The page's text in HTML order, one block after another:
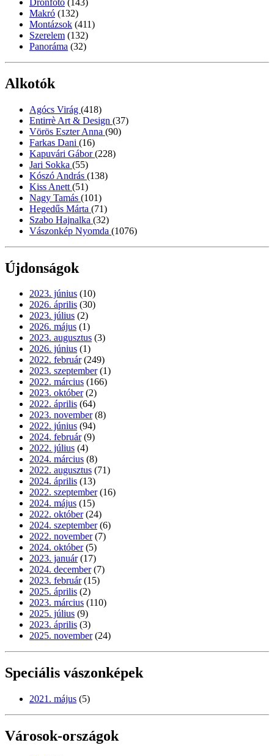
Makró (132)
Montázsok (411)
Szerelem (132)
Panoráma (32)
Alkotók
Agócs Virág (418)
Entirrè Art & Design (37)
Vörös Eszter Anna (90)
Farkas Dani (16)
Kapuvári Gábor(228)
Jari Sokka (55)
Kószó András (138)
Kiss Anett (51)
Nagy Tamás (101)
Hegedűs Márta (71)
Szabo Hajnalka (32)
Vászonkép Nyomda (1076)
Újdonságok
2023. június (10)
2026. április (30)
2023. július (2)
2026. május (1)
2023. augusztus (3)
2026. június (1)
2022. február (249)
2023. szeptember (1)
2022. március (166)
2023. október (2)
2022. április (64)
2023. november (8)
2022. június (94)
2024. február (9)
2022. július (4)
2024. március (8)
2022. augusztus (71)
2024. április (13)
2022. szeptember (16)
2024. május (15)
2022. október (24)
2024. szeptember (6)
2022. november (7)
2024. október (5)
2023. január (17)
2024. december (7)
2023. február (15)
2025. április (2)
2023. március (110)
2025. július (9)
2023. április (3)
2025. november (24)
Speciális vászonképek
2021. május (5)
Városok-országok